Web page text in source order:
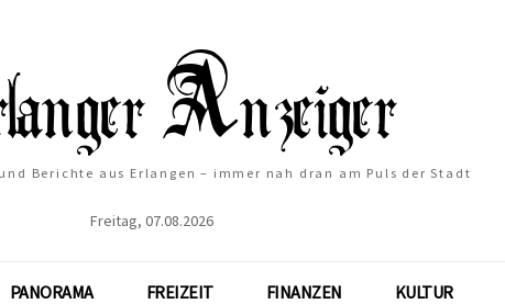
Berichte aus Erlangen – immer nah dran am Puls der Stadt
Freitag, 07.08.2026
PANORAMA FREIZEIT FINANZEN KULTUR